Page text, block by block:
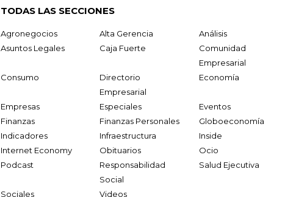
TODAS LAS SECCIONES
Agronegocios Alta Gerencia
Análisis
Asuntos Legales
Caja Fuerte
Comunidad
Empresarial
Consumo
Directorio
Empresarial
Economía
Empresas Especiales
Eventos
Finanzas
Finanzas Personales
Globoeconomía
Indicadores
Infraestructura
Inside
Internet Economy
Obituarios
Ocio
Podcast
Responsabilidad
Social
Salud Ejecutiva
Sociales Videos